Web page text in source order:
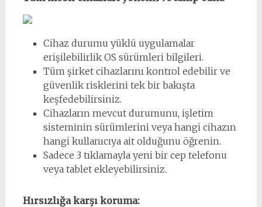
Cihaz durumu yüklü uygulamalar
erişilebilirlik OS sürümleri bilgileri.
Tüm şirket cihazlarını kontrol edebilir ve
güvenlik risklerini tek bir bakışta
keşfedebilirsiniz.
Cihazların mevcut durumunu, işletim
sisteminin sürümlerini veya hangi cihazın
hangi kullanıcıya ait olduğunu öğrenin.
Sadece 3 tıklamayla yeni bir cep telefonu
veya tablet ekleyebilirsiniz.
Hırsızlığa karşı koruma: